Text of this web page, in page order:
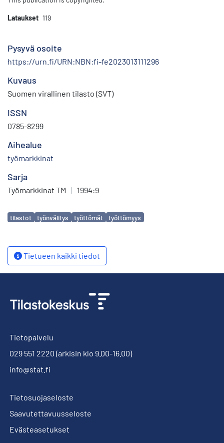
Lataukset 119
Pysyvä osoite
https://urn.fi/URN:NBN:fi-fe2023013111296
Kuvaus
Suomen virallinen tilasto (SVT)
ISSN
0785-8299
Aihealue
työmarkkinat
Sarja
Työmarkkinat TM | 1994:9
Avainsanat
tilastot työnvälitys työttömät työttömyys
Tietueen kaikki tiedot
Tietopalvelu
029 551 2220 (arkisin klo 9.00-16.00)
info@stat.fi
Tietosuojaseloste
Saavutettavuusseloste
Evästeasetukset